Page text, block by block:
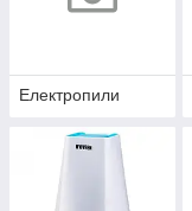
Електропили